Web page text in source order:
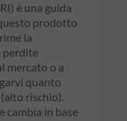
è una guida
prodotto
la
perdite
mercato o a
quanto
rischio).
cambia in base